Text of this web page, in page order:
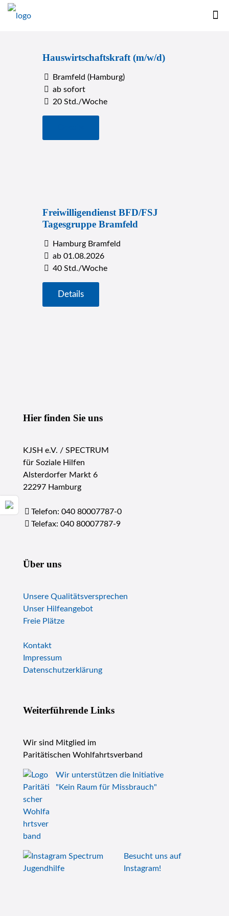
Hauswirtschaftskraft (m/w/d)
Bramfeld (Hamburg)
ab sofort
20 Std./Woche
Freiwilligendienst BFD/FSJ
Tagesgruppe Bramfeld
Hamburg Bramfeld
ab 01.08.2026
40 Std./Woche
Details
Hier finden Sie uns
KJSH e.V. / SPECTRUM
für Soziale Hilfen
Alsterdorfer Markt 6
22297 Hamburg
Telefon: 040 80007787-0
Telefax: 040 80007787-9
Über uns
Unsere Qualitätsversprechen
Unser Hilfeangebot
Freie Plätze
Kontakt
Impressum
Datenschutzerklärung
Weiterführende Links
Wir sind Mitglied im
Paritätischen Wohlfahrtsverband
Wir unterstützen die Initiative
"Kein Raum für Missbrauch"
Besucht uns auf
Instagram!